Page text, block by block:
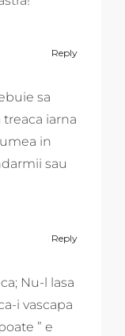
Reply
sa
iarna
in
sau
Reply
Nu-l lasa
i vascapa
” e